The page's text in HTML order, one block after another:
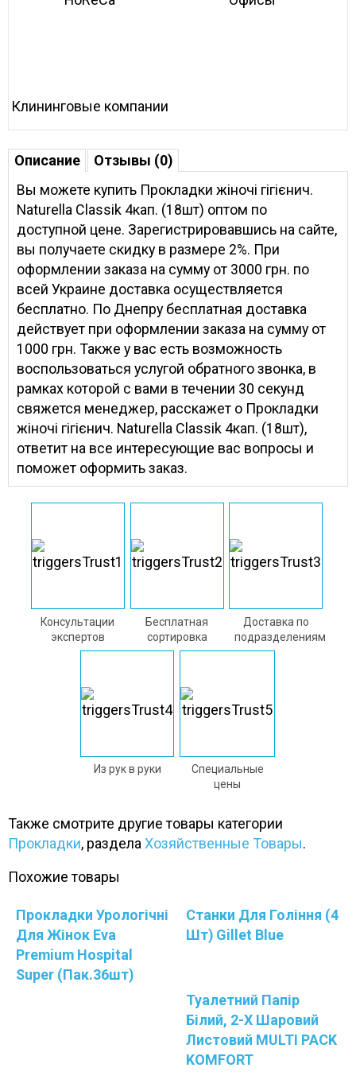
Клининговые компании
Описание
Отзывы (0)
Вы можете купить Прокладки жіночі гігієнич.
Naturella Classik 4кап. (18шт) оптом по
доступной цене. Зарегистрировавшись на сайте,
вы получаете скидку в размере 2%. При
оформлении заказа на сумму от 3000 грн. по
всей Украине доставка осуществляется
бесплатно. По Днепру бесплатная доставка
действует при оформлении заказа на сумму от
1000 грн. Также у вас есть возможность
воспользоваться услугой обратного звонка, в
рамках которой с вами в течении 30 секунд
свяжется менеджер, расскажет о Прокладки
жіночі гігієнич. Naturella Classik 4кап. (18шт),
ответит на все интересующие вас вопросы и
поможет оформить заказ.
Консультации
экспертов
Бесплатная
сортировка
Доставка по
подразделениям
Из рук в руки
Специальные
цены
Также смотрите другие товары категории
Прокладки, раздела Хозяйственные Товары.
Похожие товары
Прокладки Урологічні
Для Жінок Eva
Premium Hospital
Super (пак.36шт)
Станки Для Гоління (4
Шт) Gillet Blue
Туалетний Папір
Білий, 2-Х Шаровий
Листовий MULTI PACK
KOMFORT